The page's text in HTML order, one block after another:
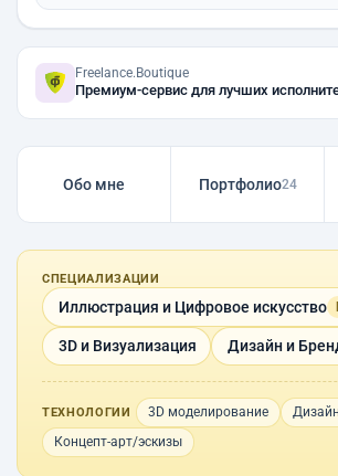
Freelance.Boutique
Премиум-сервис для лучших
Обо мне Портфолио24
СПЕЦИАЛИЗАЦИИ
Иллюстрация и Цифровое искусство
3D и Визуализация Дизайн и
ТЕХНОЛОГИИ 3D моделирование
Концепт-арт/эскизы